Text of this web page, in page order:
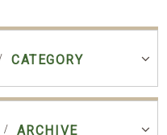
CATEGORY
ARCHIVE